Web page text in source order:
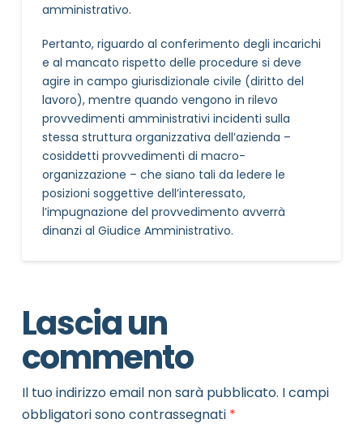
amministrativo.
Pertanto, riguardo al conferimento degli incarichi
e al mancato rispetto delle procedure si deve
agire in campo giurisdizionale civile (diritto del
lavoro), mentre quando vengono in rilevo
provvedimenti amministrativi incidenti sulla
stessa struttura organizzativa dell’azienda –
cosiddetti provvedimenti di macro-
organizzazione – che siano tali da ledere le
posizioni soggettive dell’interessato,
l’impugnazione del provvedimento avverrà
dinanzi al Giudice Amministrativo.
Lascia un
commento
Il tuo indirizzo email non sarà pubblicato. I campi
obbligatori sono contrassegnati *